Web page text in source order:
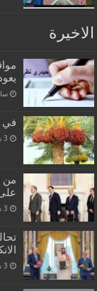
الاخيرة
في
من